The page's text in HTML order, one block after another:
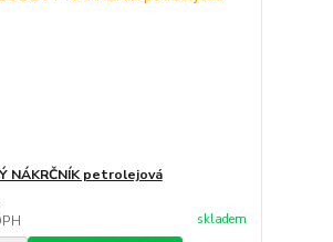
NÁKRČNÍK petrolejová
skladem